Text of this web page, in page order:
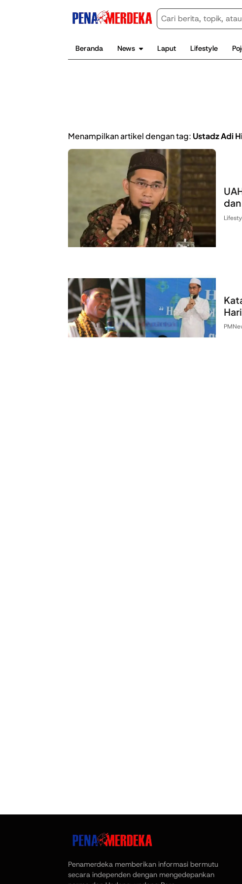
Beranda News Laput Lifestyle
Menampilkan artikel dengan tag: Ustadz Adi
Penamerdeka memberikan informasi bermutu
secara independen dengan mengedepankan